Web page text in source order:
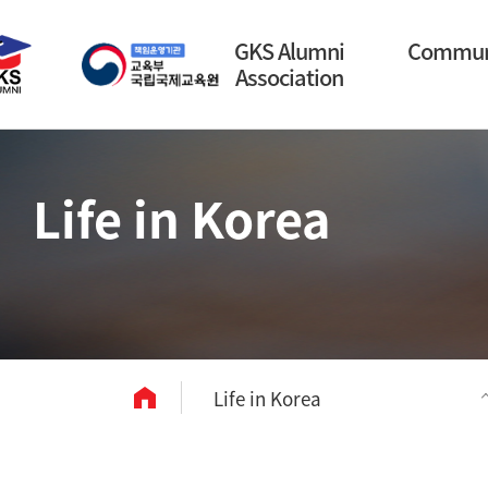
GKS Alumni
Association
Life in Korea
Life in Korea